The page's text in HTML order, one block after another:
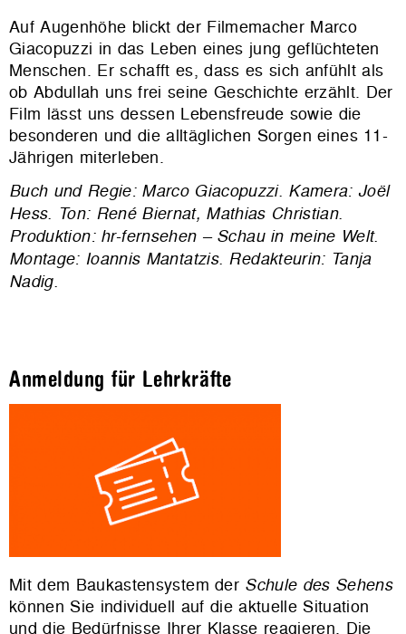
Auf Augenhöhe blickt der Filmemacher Marco
Giacopuzzi in das Leben eines jung geflüchteten
Menschen. Er schafft es, dass es sich anfühlt als
ob Abdullah uns frei seine Geschichte erzählt. Der
Film lässt uns dessen Lebensfreude sowie die
besonderen und die alltäglichen Sorgen eines 11-
Jährigen miterleben.
Buch und Regie: Marco Giacopuzzi. Kamera: Joël
Hess. Ton: René Biernat, Mathias Christian.
Produktion: hr-fernsehen – Schau in meine Welt.
Montage: Ioannis Mantatzis. Redakteurin: Tanja
Nadig.
Anmeldung für Lehrkräfte
Mit dem Baukastensystem der Schule des Sehens
können Sie individuell auf die aktuelle Situation
und die Bedürfnisse Ihrer Klasse reagieren. Die